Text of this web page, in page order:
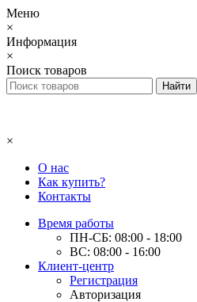
Меню
×
Информация
×
Поиск товаров
×
О нас
Как купить?
Контакты
Время работы
ПН-СБ: 08:00 - 18:00
ВС: 08:00 - 16:00
Клиент-центр
Регистрация
Авторизация